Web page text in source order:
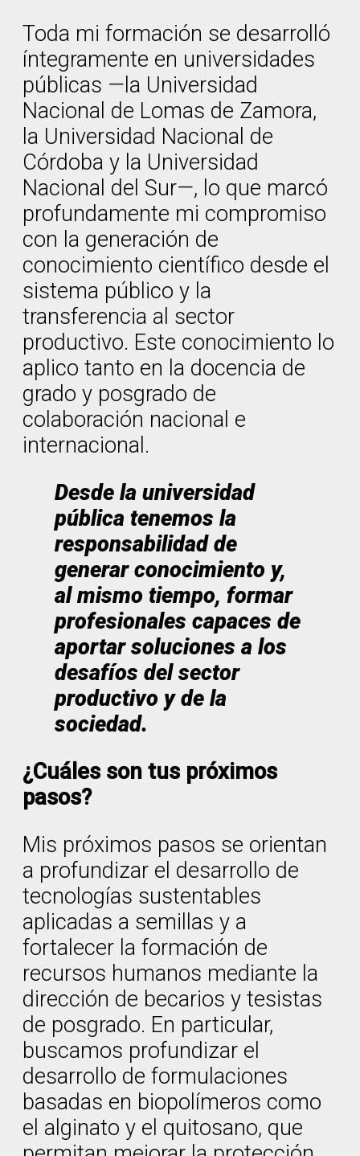
Toda mi formación se desarrolló
íntegramente en universidades
públicas —la Universidad
Nacional de Lomas de Zamora,
la Universidad Nacional de
Córdoba y la Universidad
Nacional del Sur—, lo que marcó
profundamente mi compromiso
con la generación de
conocimiento científico desde el
sistema público y la
transferencia al sector
productivo. Este conocimiento lo
aplico tanto en la docencia de
grado y posgrado de
colaboración nacional e
internacional.
Desde la universidad
pública tenemos la
responsabilidad de
generar conocimiento y,
al mismo tiempo, formar
profesionales capaces de
aportar soluciones a los
desafíos del sector
productivo y de la
sociedad.
¿Cuáles son tus próximos
pasos?
Mis próximos pasos se orientan
a profundizar el desarrollo de
tecnologías sustentables
aplicadas a semillas y a
fortalecer la formación de
recursos humanos mediante la
dirección de becarios y tesistas
de posgrado. En particular,
buscamos profundizar el
desarrollo de formulaciones
basadas en biopolímeros como
el alginato y el quitosano, que